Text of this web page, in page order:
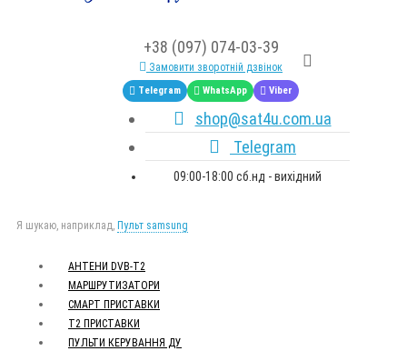
+38 (097) 074-03-39
Замовити зворотній дзвінок
Telegram WhatsApp Viber
shop@sat4u.com.ua
Telegram
09:00-18:00 сб.нд - вихідний
Я шукаю, наприклад, Пульт samsung
АНТЕНИ DVB-Т2
МАРШРУТИЗАТОРИ
СМАРТ ПРИСТАВКИ
Т2 ПРИСТАВКИ
ПУЛЬТИ КЕРУВАННЯ ДУ